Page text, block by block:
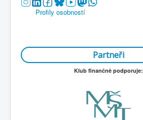
Profily osobností
Partneři
Klub finančně podporuje: